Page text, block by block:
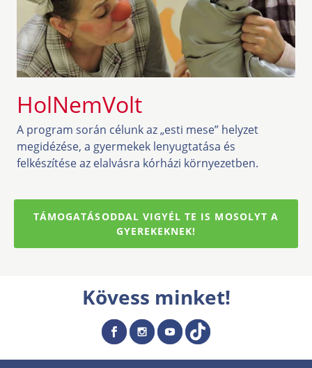
HolNemVolt
A program során célunk az „esti mese” helyzet
megidézése, a gyermekek lenyugtatása és
felkészítése az elalvásra kórházi környezetben.
TÁMOGATÁSODDAL VIGYÉL TE IS MOSOLYT A
GYEREKEKNEK!
Kövess minket!